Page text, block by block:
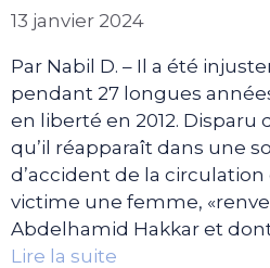
13 janvier 2024
Par Nabil D. – Il a été
pendant 27 longues
en liberté en 2012. Disparu
qu’il réapparaît dans une
d’accident de la
victime une femme,
Abdelhamid Hakkar et
Lire la suite